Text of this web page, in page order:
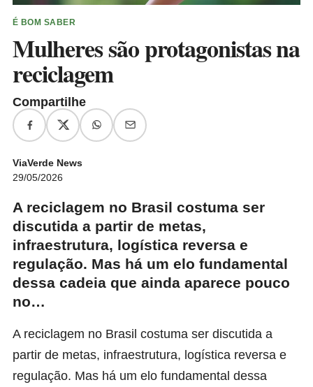
É BOM SABER
Mulheres são protagonistas na
reciclagem
Compartilhe
ViaVerde News
29/05/2026
A reciclagem no Brasil costuma ser
discutida a partir de metas,
infraestrutura, logística reversa e
regulação. Mas há um elo fundamental
dessa cadeia que ainda aparece pouco
no…
A reciclagem no Brasil costuma ser discutida a
partir de metas, infraestrutura, logística reversa e
regulação. Mas há um elo fundamental dessa